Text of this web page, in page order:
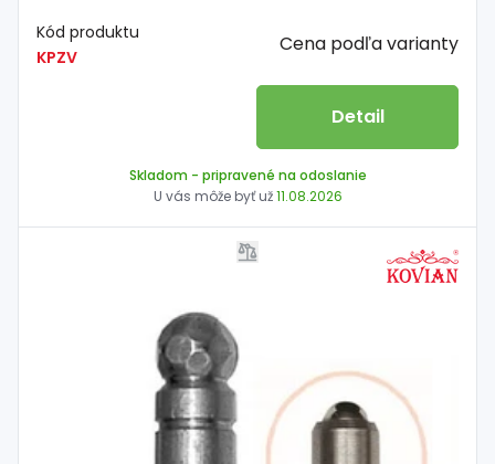
Kód produktu
KPZV
Cena podľa varianty
Detail
Skladom - pripravené na odoslanie
U vás môže byť už11.08.2026